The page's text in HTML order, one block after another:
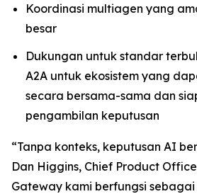
Koordinasi multiagen yang
besar
Dukungan untuk standar
A2A untuk ekosistem yang
secara bersama-sama dan
pengambilan keputusan
“Tanpa konteks, keputusan AI
Dan Higgins, Chief Product
Gateway kami berfungsi